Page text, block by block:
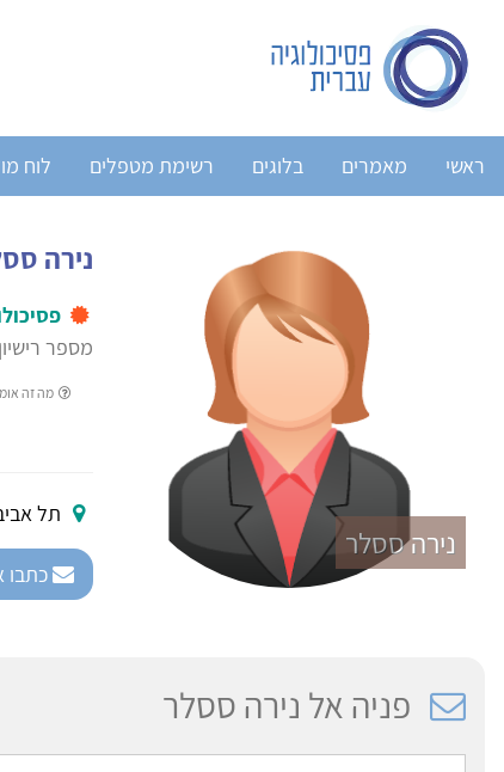
ראשי מאמרים בלוגים רשימת מטפלים לוח
נירה ססלר
נירה
מספר
מה זה
תל
כתבו
פניה אל נירה ססלר